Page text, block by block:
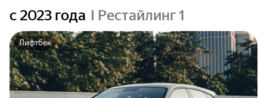
c 2023 года I Рестайлинг 1
Лифтбек